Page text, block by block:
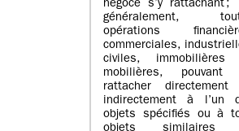
négoce s’y rattachant
généralement,
opérations
commerciales,
civiles, immobilières
mobilières, pouvant
rattacher directement
indirectement à l’un
objets spécifiés ou à